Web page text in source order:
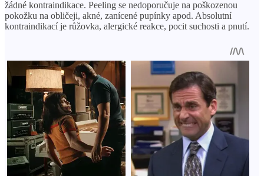
žádné kontraindikace. Peeling se nedoporučuje na poškozenou
pokožku na obličeji, akné, zanícené pupínky apod. Absolutní
kontraindikací je růžovka, alergické reakce, pocit suchosti a pnutí.